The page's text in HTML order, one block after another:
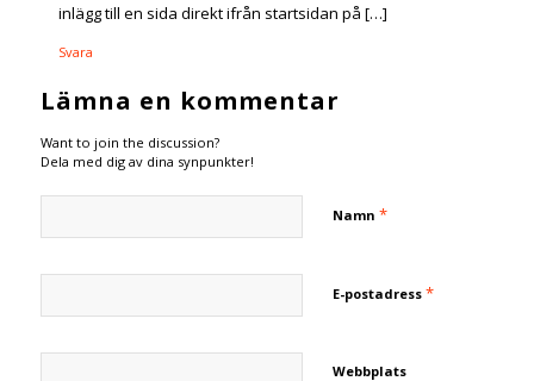
inlägg till en sida direkt ifrån startsidan på […]
Svara
Lämna en kommentar
Want to join the discussion?
Dela med dig av dina synpunkter!
Namn *
E-postadress *
Webbplats